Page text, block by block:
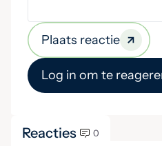
Plaats reactie
Log in om te
Reacties 0